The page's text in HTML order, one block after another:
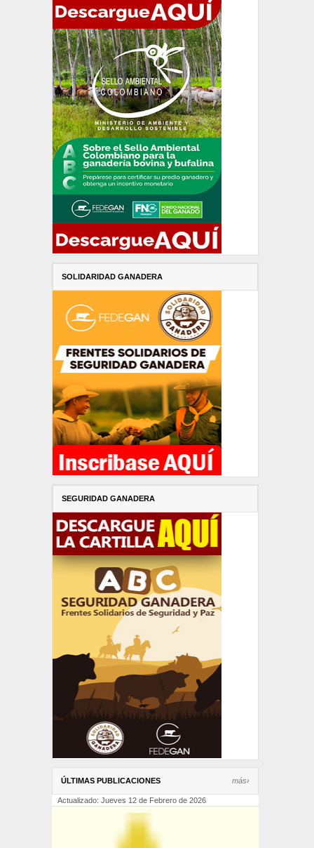
SOLIDARIDAD GANADERA
SEGURIDAD GANADERA
ÚLTIMAS PUBLICACIONES más›
Actualizado: Jueves 12 de Febrero de 2026